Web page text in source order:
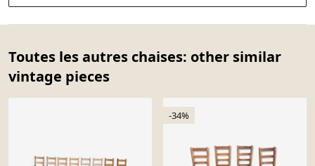
Toutes les autres chaises: other similar
vintage pieces
-34%